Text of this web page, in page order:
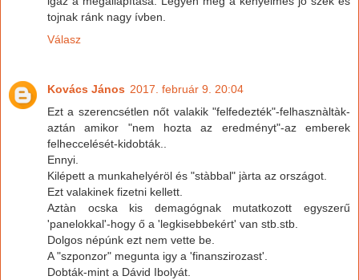
tojnak ránk nagy ívben.
Válasz
Kovács János 2017. február 9. 20:04
Ezt a szerencsétlen nőt valakik "felfedezték"-felhasznàltàk-
aztán amikor "nem hozta az eredményt"-az emberek
felheccelését-kidobták..
Ennyi.
Kilépett a munkahelyéröl és "stàbbal" jàrta az országot.
Ezt valakinek fizetni kellett.
Aztàn ocska kis demagógnak mutatkozott egyszerű
'panelokkal'-hogy ő a 'legkisebbekért' van stb.stb.
Dolgos népúnk ezt nem vette be.
A "szponzor" megunta igy a 'finanszirozast'.
Dobták-mint a Dávid Ibolyát.